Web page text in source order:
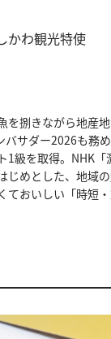
かわ観光特使
捌きながら地産地
サダー2026も務め
級を取得。NHK
めとした、地域
おいしい「時短